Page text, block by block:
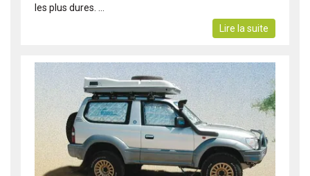
les plus dures. ...
Lire la suite